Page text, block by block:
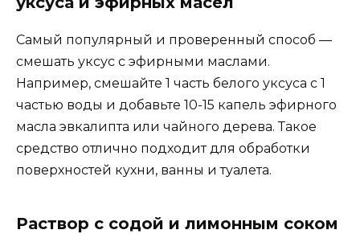
Самый популярный и проверенный способ —
смешать уксус с эфирными маслами.
Например, смешайте 1 часть белого уксуса с 1
частью воды и добавьте 10-15 капель эфирного
масла эвкалипта или чайного дерева. Такое
средство отлично подходит для обработки
поверхностей кухни, ванны и туалета.
Раствор с содой и лимонным соком